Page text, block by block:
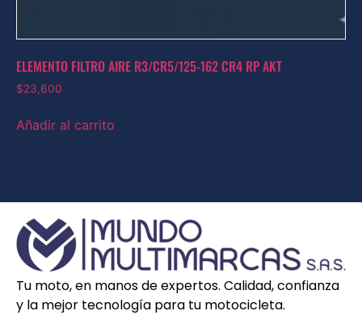
ELEMENTO FILTRO AIRE R3/CR5/125-162 CR4 RP AKT
$23,600
Añadir al carrito
Tu moto, en manos de expertos. Calidad, confianza
y la mejor tecnología para tu motocicleta.